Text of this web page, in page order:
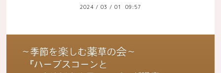
2024 / 03 / 01 09:57